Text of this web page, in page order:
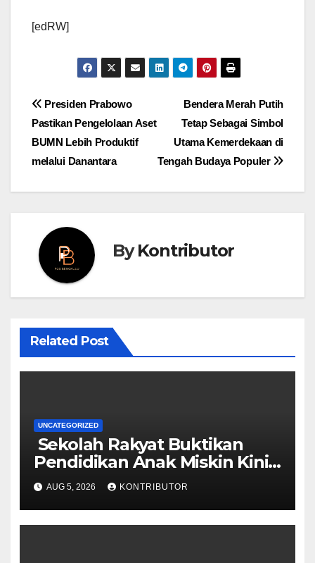
[edRW]
Post
navigation
Bendera Merah Putih
Tetap Sebagai Simbol
Utama Kemerdekaan di
Tengah Budaya Populer
Presiden Prabowo
Pastikan Pengelolaan Aset
BUMN Lebih Produktif
melalui Danantara
ByKontributor
Related Post
UNCATEGORIZED
Sekolah Rakyat Buktikan
Pendidikan Anak Miskin Kini
Menjadi Prioritas Negara
AUG 5, 2026 KONTRIBUTOR